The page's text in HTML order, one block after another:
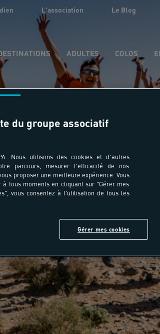
L'association Le Blog
ADULTES COLOS
évolue !
du groupe associatif
Nous utilisons des cookies et d'autres
parcours, mesurer l'efficacité de nos
proposer une meilleure expérience. Vous
tous moments en cliquant sur "Gérer mes
vous consentez à l'utilisation de tous les
Gérer mes cookies